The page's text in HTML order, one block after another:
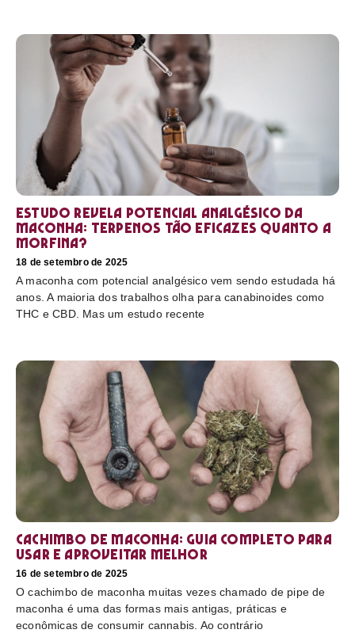
Estudo revela potencial analgésico da
maconha: terpenos tão eficazes quanto a
morfina?
18 de setembro de 2025
A maconha com potencial analgésico vem sendo estudada há
anos. A maioria dos trabalhos olha para canabinoides como
THC e CBD. Mas um estudo recente
Cachimbo de maconha: guia completo para
usar e aproveitar melhor
16 de setembro de 2025
O cachimbo de maconha muitas vezes chamado de pipe de
maconha é uma das formas mais antigas, práticas e
econômicas de consumir cannabis. Ao contrário